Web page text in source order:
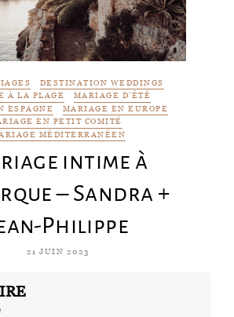
DESTINATION WEDDINGS
À LA PLAGE
MARIAGE D'ÉTÉ
ESPAGNE
MARIAGE EN EUROPE
EN PETIT COMITÉ
MÉDITERRANÉEN
intime à
– Sandra +
Philippe
21 JUIN 2023